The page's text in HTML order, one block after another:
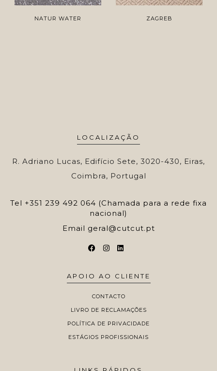
NATUR WATER ZAGREB
LOCALIZAÇÃO
R. Adriano Lucas, Edifício Sete, 3020-430, Eiras,
Coimbra, Portugal
Tel +351 239 492 064 (Chamada para a rede fixa
nacional)
Email geral@cutcut.pt
APOIO AO CLIENTE
CONTACTO
LIVRO DE RECLAMAÇÕES
POLÍTICA DE PRIVACIDADE
ESTÁGIOS PROFISSIONAIS